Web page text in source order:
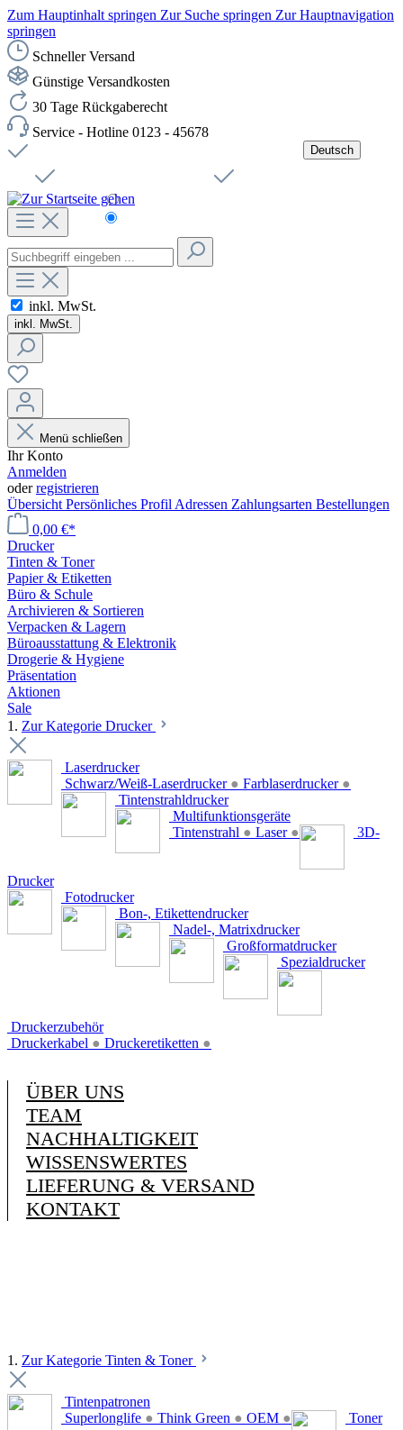
Zum Hauptinhalt springen Zur Suche springen Zur Hauptnavigation
springen
Schneller Versand
Günstige Versandkosten
30 Tage Rückgaberecht
Service - Hotline 0123 - 45678
Deutsch
Čeština
inkl. MwSt.
inkl. MwSt.
Menü schließen
Ihr Konto
Anmelden
oderregistrieren
Übersicht Persönliches Profil Adressen Zahlungsarten Bestellungen
0,00 €*
Drucker
Tinten & Toner
Papier & Etiketten
Büro & Schule
Archivieren & Sortieren
Verpacken & Lagern
Büroausstattung & Elektronik
Drogerie & Hygiene
Präsentation
Aktionen
Sale
1. Zur Kategorie Drucker
Laserdrucker
Schwarz/Weiß-Laserdrucker ● Farblaserdrucker ●
Tintenstrahldrucker
Multifunktionsgeräte
Tintenstrahl ● Laser ● 3D-
Drucker
Fotodrucker
Bon-, Etikettendrucker
Nadel-, Matrixdrucker
Großformatdrucker
Spezialdrucker
Druckerzubehör
Druckerkabel ● Druckeretiketten ●
ÜBER UNS
TEAM
NACHHALTIGKEIT
WISSENSWERTES
LIEFERUNG & VERSAND
KONTAKT
1. Zur Kategorie Tinten & Toner
Tintenpatronen
Superlonglife ● Think Green ● OEM ● Toner